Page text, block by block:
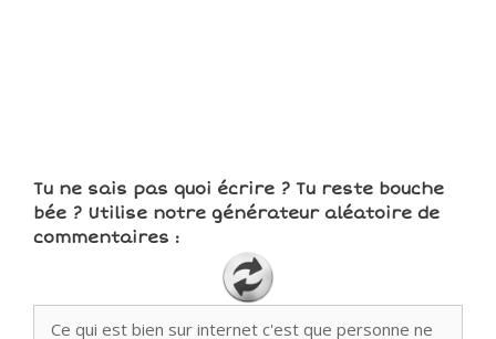
Tu ne sais pas quoi écrire ? Tu reste bouche
bée ? Utilise notre générateur aléatoire de
commentaires :